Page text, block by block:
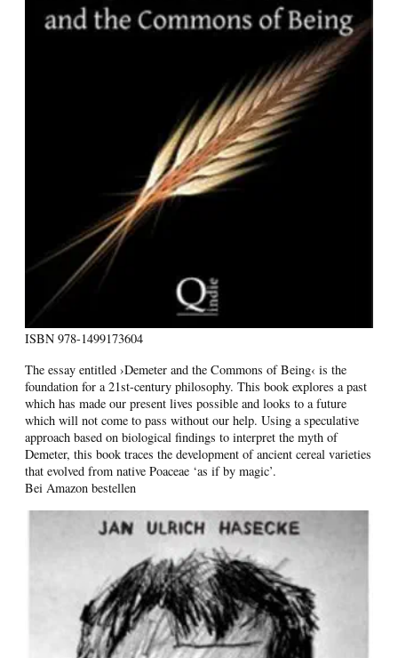
ISBN 978-1499173604
The essay entitled ›Demeter and the Commons of Being‹ is the
foundation for a 21st-century philosophy. This book explores a past
which has made our present lives possible and looks to a future
which will not come to pass without our help. Using a speculative
approach based on biological findings to interpret the myth of
Demeter, this book traces the development of ancient cereal varieties
that evolved from native Poaceae ‘as if by magic’.
Bei Amazon bestellen